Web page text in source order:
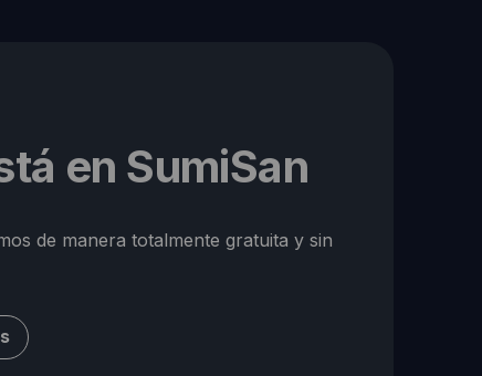
en SumiSan
de manera totalmente gratuita y sin